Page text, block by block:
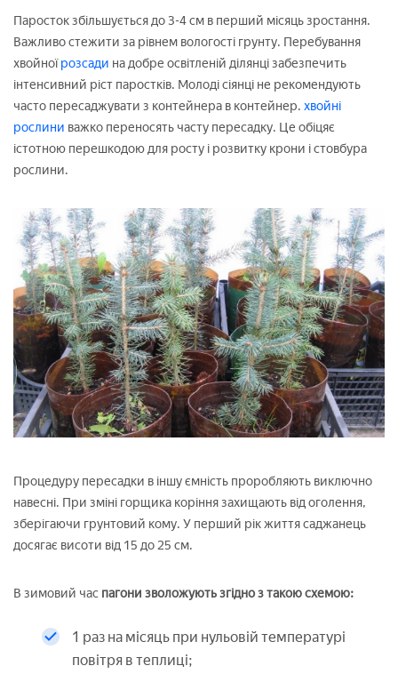
Паросток збільшується до 3-4 см в перший місяць зростання.
Важливо стежити за рівнем вологості грунту. Перебування
хвойноїрозсади на добре освітленій ділянці забезпечить
інтенсивний ріст паростків. Молоді сіянці не рекомендують
часто пересаджувати з контейнера в контейнер. хвойні
рослини важко переносять часту пересадку. Це обіцяє
істотною перешкодою для росту і розвитку крони і стовбура
рослини.
Процедуру пересадки в іншу ємність проробляють виключно
навесні. При зміні горщика коріння захищають від оголення,
зберігаючи грунтовий кому. У перший рік життя саджанець
досягає висоти від 15 до 25 см.
В зимовий час пагони зволожують згідно з такою схемою:
1 раз на місяць при нульовій температурі
повітря в теплиці;